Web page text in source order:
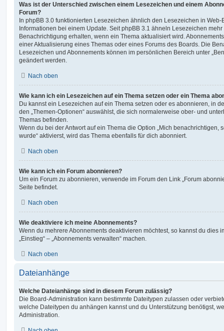
Was ist der Unterschied zwischen einem Lesezeichen und einem
Forum?
In phpBB 3.0 funktionierten Lesezeichen ähnlich den Lesezeichen in
Informationen bei einem Update. Seit phpBB 3.1 ähneln Lesezeichen
Benachrichtigung erhalten, wenn ein Thema aktualisiert wird.
einer Aktualisierung eines Themas oder eines Forums des Boards. Die
Lesezeichen und Abonnements können im persönlichen Bereich unter
geändert werden.
Nach oben
Wie kann ich ein Lesezeichen auf ein Thema setzen oder ein Thema
Du kannst ein Lesezeichen auf ein Thema setzen oder es abonnieren, in
den „Themen-Optionen“ auswählst, die sich normalerweise ober- und
Themas befinden.
Wenn du bei der Antwort auf ein Thema die Option „Mich benachrichtigen,
wurde“ aktivierst, wird das Thema ebenfalls für dich abonniert.
Nach oben
Wie kann ich ein Forum abonnieren?
Um ein Forum zu abonnieren, verwende im Forum den Link „Forum
Seite befindet.
Nach oben
Wie deaktiviere ich meine Abonnements?
Wenn du mehrere Abonnements deaktivieren möchtest, so kannst du dies
„Einstieg“ – „Abonnements verwalten“ machen.
Nach oben
Dateianhänge
Welche Dateianhänge sind in diesem Forum zulässig?
Die Board-Administration kann bestimmte Dateitypen zulassen oder
welche Dateitypen du anhängen kannst und du Unterstützung benötigst,
Administration.